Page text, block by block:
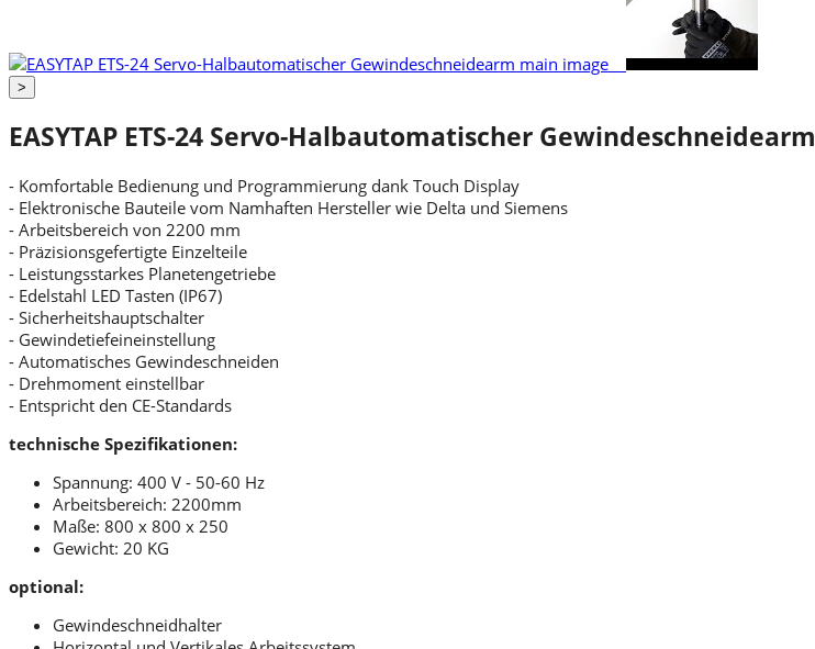
>
EASYTAP ETS-24 Servo-Halbautomatischer Gewindeschneidearm
- Komfortable Bedienung und Programmierung dank Touch Display
- Elektronische Bauteile vom Namhaften Hersteller wie Delta und Siemens
- Arbeitsbereich von 2200 mm
- Präzisionsgefertigte Einzelteile
- Leistungsstarkes Planetengetriebe
- Edelstahl LED Tasten (IP67)
- Sicherheitshauptschalter
- Gewindetiefeineinstellung
- Automatisches Gewindeschneiden
- Drehmoment einstellbar
- Entspricht den CE-Standards
technische Spezifikationen:
Spannung: 400 V - 50-60 Hz
Arbeitsbereich: 2200mm
Maße: 800 x 800 x 250
Gewicht: 20 KG
optional:
Gewindeschneidhalter